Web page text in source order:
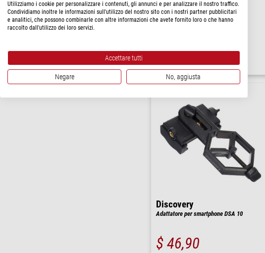
Bresser
Sostegno smartphone
$ 11,90
spedibile in24 ore
Discovery
Adattatore per smartphone DSA 10
$ 46,90
Utilizziamo i cookie per personalizzare i contenuti, gli annunci e per analizzare il nostro traffico.
Condividiamo inoltre le informazioni sull'utilizzo del nostro sito con i nostri partner pubblicitari
e analitici, che possono combinarle con altre informazioni che avete fornito loro o che hanno
raccolto dall'utilizzo dei loro servizi.
Accettare tutti
Negare No, aggiusta